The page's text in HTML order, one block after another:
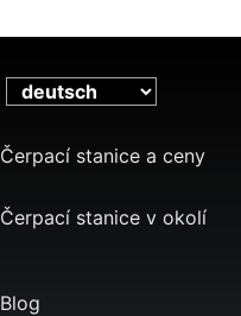
Čerpací stanice a ceny
Čerpací stanice v okolí
Blog